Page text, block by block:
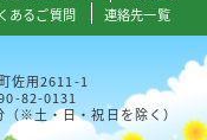
あるご質問 連絡先一覧
佐用2611-1
82-0131
※土・日・祝日を除く）